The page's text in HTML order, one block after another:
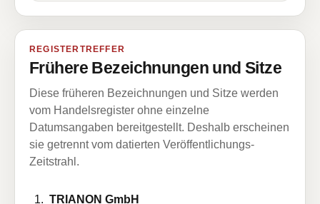
REGISTERTREFFER
Frühere Bezeichnungen und Sitze
Diese früheren Bezeichnungen und Sitze werden
vom Handelsregister ohne einzelne
Datumsangaben bereitgestellt. Deshalb erscheinen
sie getrennt vom datierten Veröffentlichungs-
Zeitstrahl.
TRIANON GmbH